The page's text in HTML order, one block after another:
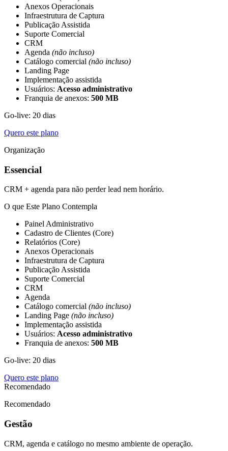
Anexos Operacionais
Infraestrutura de Captura
Publicação Assistida
Suporte Comercial
CRM
Agenda (não incluso)
Catálogo comercial (não incluso)
Landing Page
Implementação assistida
Usuários: Acesso administrativo
Franquia de anexos: 500 MB
Go-live: 20 dias
Quero este plano
Organização
Essencial
CRM + agenda para não perder lead nem horário.
O que Este Plano Contempla
Painel Administrativo
Cadastro de Clientes (Core)
Relatórios (Core)
Anexos Operacionais
Infraestrutura de Captura
Publicação Assistida
Suporte Comercial
CRM
Agenda
Catálogo comercial (não incluso)
Landing Page (não incluso)
Implementação assistida
Usuários: Acesso administrativo
Franquia de anexos: 500 MB
Go-live: 20 dias
Quero este plano
Recomendado
Recomendado
Gestão
CRM, agenda e catálogo no mesmo ambiente de operação.